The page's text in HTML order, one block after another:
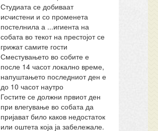
Студиата се добиваат
исчистени и со променета
постелнила а ...игиента на
собата во текот на престојот се
грижат самите гости
Сместувањето во собите е
после 14 часот локално време,
напуштањето последниот ден е
до 10 часот наутро
Гостите се должни првиот ден
при влегување во собата да
пријават било каков недостаток
или оштета која ја забележале.